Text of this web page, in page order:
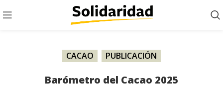
CACAO PUBLICACIÓN
Barómetro del Cacao 2025